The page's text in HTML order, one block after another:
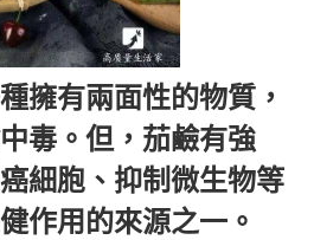
擁有兩面性的物質，
毒。但，茄鹼有強
細胞、抑制微生物等
作用的來源之一。